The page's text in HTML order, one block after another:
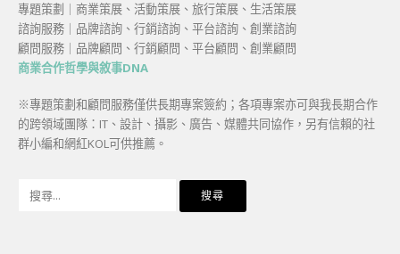
專題策劃｜商業策展、活動策展、旅行策展、生活策展
諮詢服務｜品牌諮詢、行銷諮詢、平台諮詢、創業諮詢
顧問服務｜品牌顧問、行銷顧問、平台顧問、創業顧問
商業合作哲學與敘事DNA
※專題策劃和顧問服務僅供長期專案簽約；各項專案亦可與我長期合作
的跨領域團隊：IT、設計、攝影、廣告、媒體共同協作，另有信賴的社
群小編和網紅KOL可供推薦。